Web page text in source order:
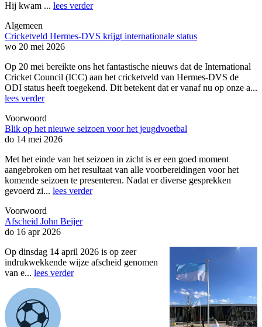
Hij kwam ... lees verder
Algemeen
Cricketveld Hermes-DVS krijgt internationale status
wo 20 mei 2026
Op 20 mei bereikte ons het fantastische nieuws dat de International
Cricket Council (ICC) aan het cricketveld van Hermes-DVS de
ODI status heeft toegekend. Dit betekent dat er vanaf nu op onze a...
lees verder
Voorwoord
Blik op het nieuwe seizoen voor het jeugdvoetbal
do 14 mei 2026
Met het einde van het seizoen in zicht is er een goed moment
aangebroken om het resultaat van alle voorbereidingen voor het
komende seizoen te presenteren. Nadat er diverse gesprekken
gevoerd zi... lees verder
Voorwoord
Afscheid John Beijer
do 16 apr 2026
Op dinsdag 14 april 2026 is op zeer
indrukwekkende wijze afscheid genomen
van e... lees verder